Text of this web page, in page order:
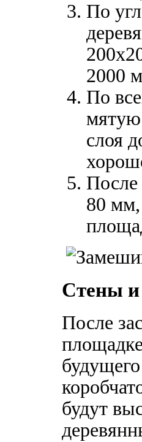
По
2000
По
слоя
После
80 мм,
Стены и
После
будут